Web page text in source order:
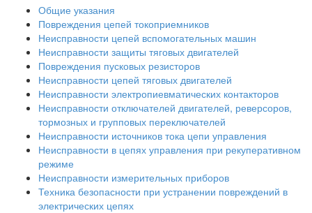
Общие указания
Повреждения цепей токоприемников
Неисправности цепей вспомогательных машин
Неисправности защиты тяговых двигателей
Повреждения пусковых резисторов
Неисправности цепей тяговых двигателей
Неисправности электропиевматических контакторов
Неисправности отключателей двигателей, реверсоров,
тормозных и групповых переключателей
Неисправности источников тока цепи управления
Неисправности в цепях управления при рекуперативном
режиме
Неисправности измерительных приборов
Техника безопасности при устранении повреждений в
электрических цепях